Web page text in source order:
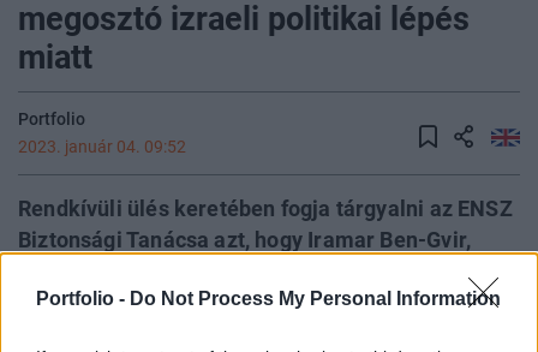
Portfolio - Do Not Process My Personal Information
megosztó izraeli politikai lépés
miatt
Portfolio
2023. január 04. 09:52
Rendkívüli ülés keretében fogja tárgyalni az ENSZ
Biztonsági Tanácsa azt, hogy Iramar Ben-Gvir,
az iszlám és a zsidó vallás egyik legszentebb